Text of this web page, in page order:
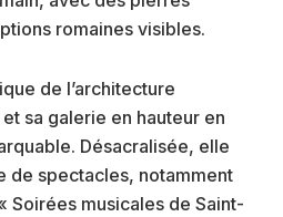
romaines visibles.
de l’architecture
sa galerie en hauteur en
Désacralisée, elle
de spectacles, notamment
Soirées musicales de Saint-